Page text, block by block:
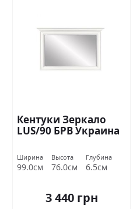
Кентуки Зеркало
LUS/90 БРВ Украина
Ширина
99.0см
Высота
76.0см
Глубина
6.5см
3 440 грн